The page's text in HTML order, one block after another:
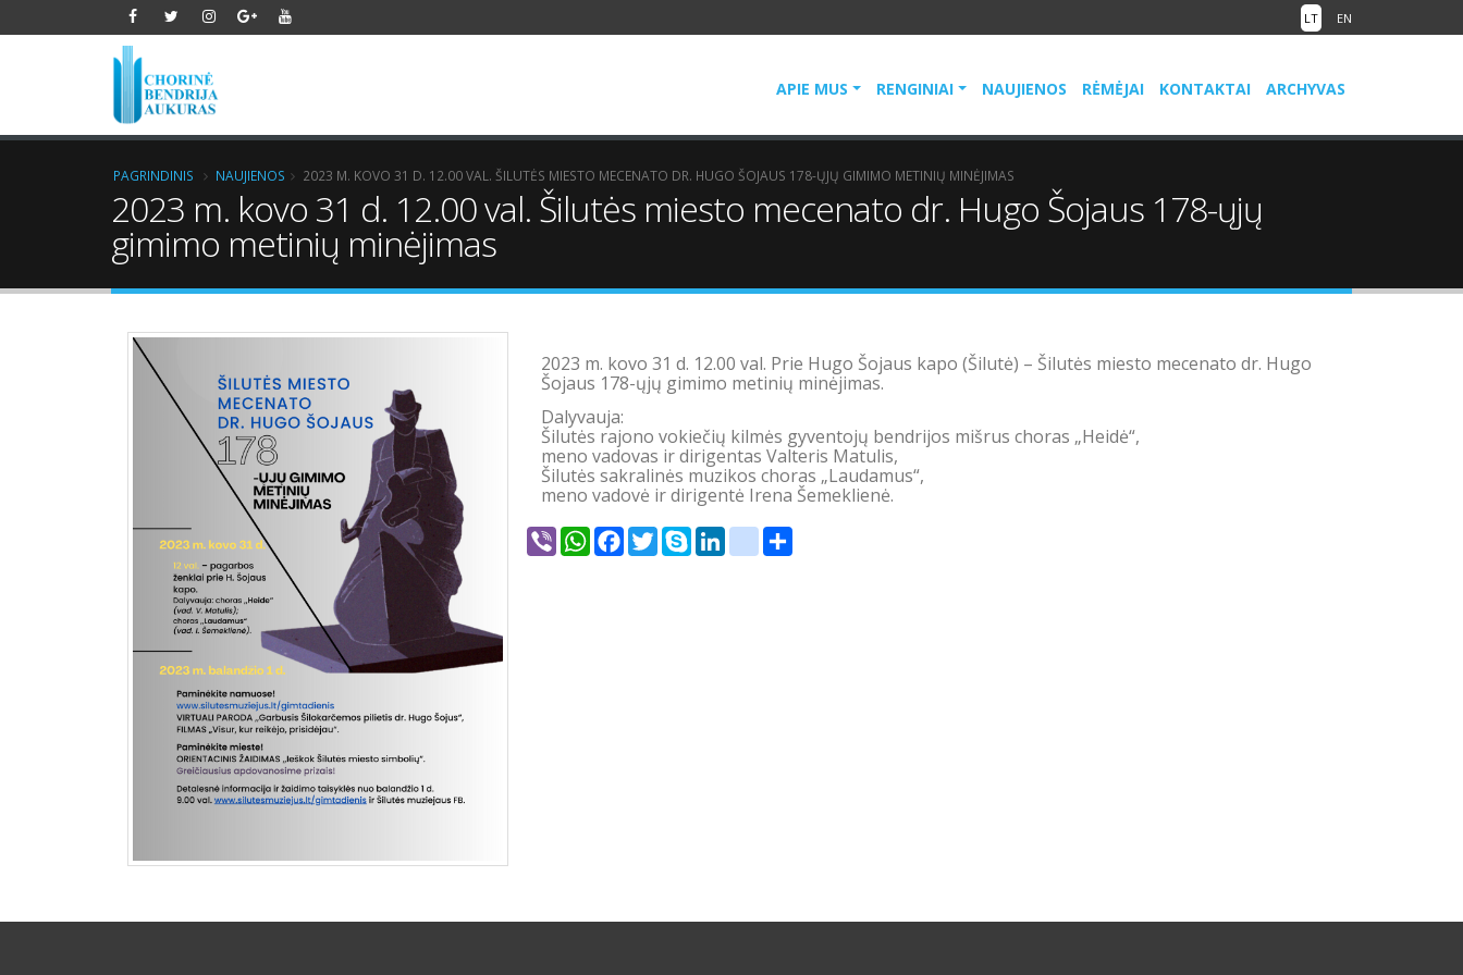
LT EN
APIE MUS RENGINIAI NAUJIENOS RĖMĖJAI KONTAKTAI ARCHYVAS
PAGRINDINIS NAUJIENOS 2023 M. KOVO 31 D. 12.00 VAL. ŠILUTĖS MIESTO MECENATO DR. HUGO ŠOJAUS 178-ŲJŲ GIMIMO METINIŲ MINĖJIMAS
2023 m. kovo 31 d. 12.00 val. Šilutės miesto mecenato dr. Hugo Šojaus 178-ųjų
gimimo metinių minėjimas
2023 m. kovo 31 d. 12.00 val. Prie Hugo Šojaus kapo (Šilutė) – Šilutės miesto mecenato dr. Hugo
Šojaus 178-ųjų gimimo metinių minėjimas.
Dalyvauja:
Šilutės rajono vokiečių kilmės gyventojų bendrijos mišrus choras „Heidė“,
meno vadovas ir dirigentas Valteris Matulis,
Šilutės sakralinės muzikos choras „Laudamus“,
meno vadovė ir dirigentė Irena Šemeklienė.
Viber WhatsAppFacebook
TwitterSkypeLinkedIngoogle_bookmarks